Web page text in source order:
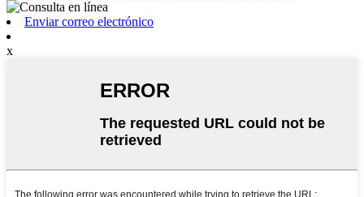
Enviar correo electrónico
x